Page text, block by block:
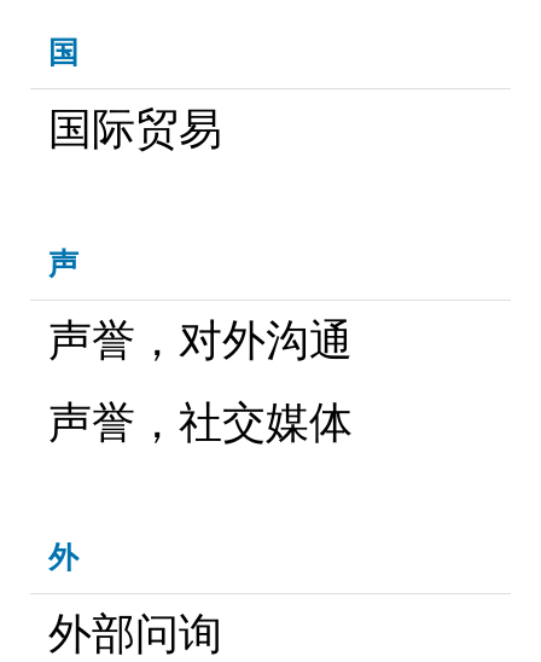
国
国际贸易
声
声誉，对外沟通
声誉，社交媒体
外
外部问询